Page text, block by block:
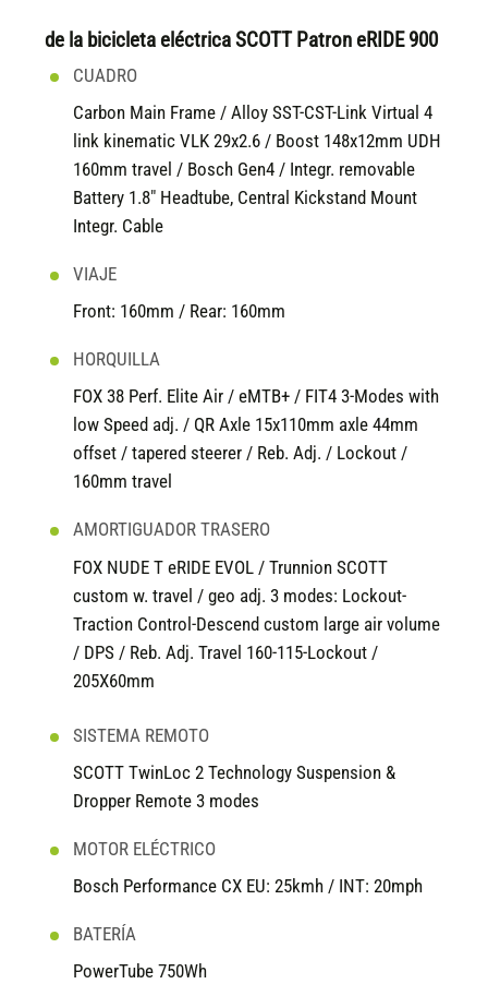
de la bicicleta eléctrica SCOTT Patron eRIDE 900
CUADRO
Carbon Main Frame / Alloy SST-CST-Link Virtual 4
link kinematic VLK 29x2.6 / Boost 148x12mm UDH
160mm travel / Bosch Gen4 / Integr. removable
Battery 1.8" Headtube, Central Kickstand Mount
Integr. Cable
VIAJE
Front: 160mm / Rear: 160mm
HORQUILLA
FOX 38 Perf. Elite Air / eMTB+ / FIT4 3-Modes with
low Speed adj. / QR Axle 15x110mm axle 44mm
offset / tapered steerer / Reb. Adj. / Lockout /
160mm travel
AMORTIGUADOR TRASERO
FOX NUDE T eRIDE EVOL / Trunnion SCOTT
custom w. travel / geo adj. 3 modes: Lockout-
Traction Control-Descend custom large air volume
/ DPS / Reb. Adj. Travel 160-115-Lockout /
205X60mm
SISTEMA REMOTO
SCOTT TwinLoc 2 Technology Suspension &
Dropper Remote 3 modes
MOTOR ELÉCTRICO
Bosch Performance CX EU: 25kmh / INT: 20mph
BATERÍA
PowerTube 750Wh